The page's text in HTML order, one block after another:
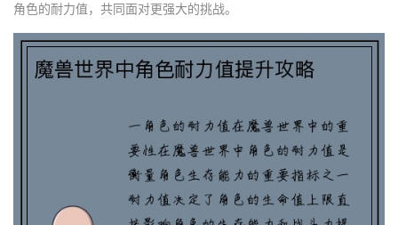
角色的耐力值，共同面对更强大的挑战。